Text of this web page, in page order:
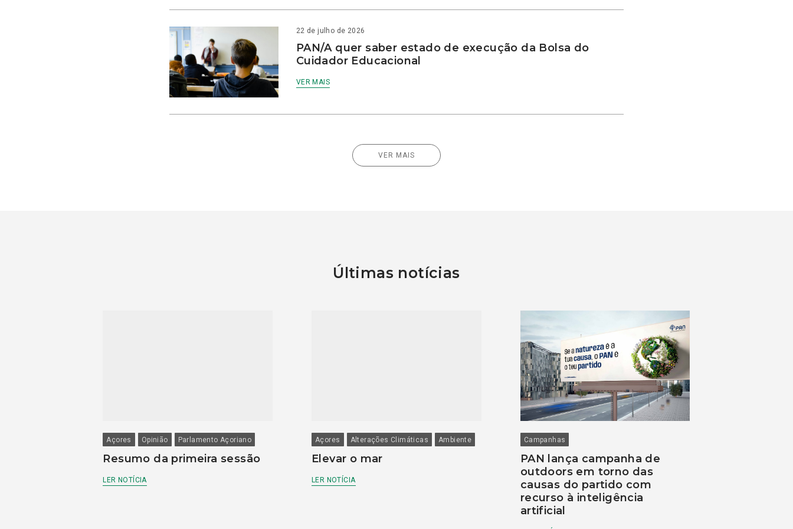
22 de julho de 2026
PAN/A quer saber estado de execução da Bolsa do
Cuidador Educacional
VER MAIS
VER MAIS
Últimas notícias
Açores Opinião Parlamento Açoriano
Resumo da primeira sessão
LER NOTÍCIA
Açores Alterações Climáticas Ambiente
Elevar o mar
LER NOTÍCIA
Campanhas
PAN lança campanha de
outdoors em torno das
causas do partido com
recurso à inteligência
artificial